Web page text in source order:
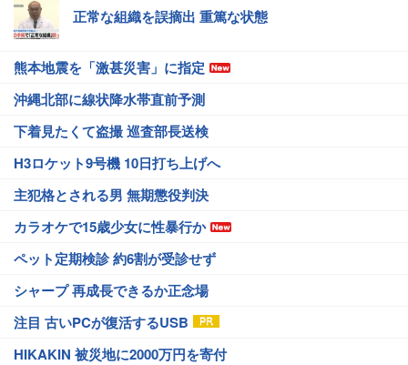
正常な組織を誤摘出 重篤な状態
熊本地震を「激甚災害」に指定
沖縄北部に線状降水帯直前予測
下着見たくて盗撮 巡査部長送検
H3ロケット9号機 10日打ち上げへ
主犯格とされる男 無期懲役判決
カラオケで15歳少女に性暴行か
ペット定期検診 約6割が受診せず
シャープ 再成長できるか正念場
注目 古いPCが復活するUSB
HIKAKIN 被災地に2000万円を寄付